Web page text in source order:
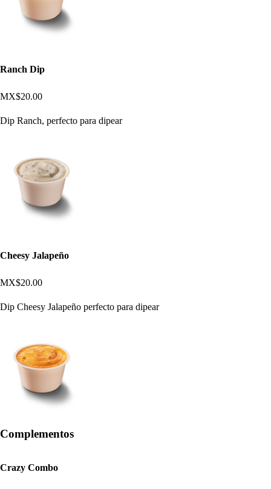
Ranch Dip
MX$20.00
Dip Ranch, perfecto para dipear
Cheesy Jalapeño
MX$20.00
Dip Cheesy Jalapeño perfecto para dipear
Complementos
Crazy Combo